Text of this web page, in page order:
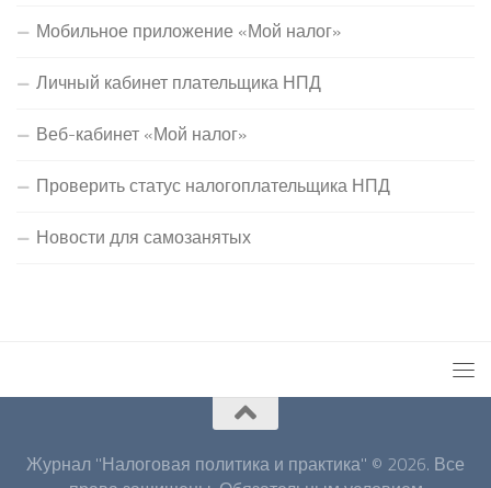
Мобильное приложение «Мой налог»
Личный кабинет плательщика НПД
Веб-кабинет «Мой налог»
Проверить статус налогоплательщика НПД
Новости для самозанятых
Журнал "Налоговая политика и практика" © 2026. Все